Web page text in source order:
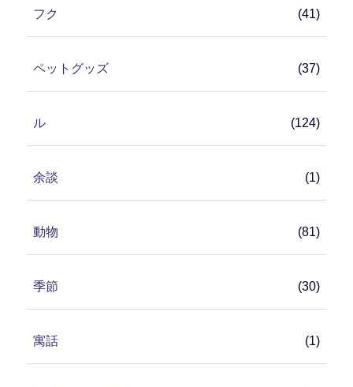
フク (41)
ペットグッズ (37)
ル (124)
余談 (1)
動物 (81)
季節 (30)
寓話 (1)